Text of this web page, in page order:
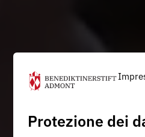
Protezione dei